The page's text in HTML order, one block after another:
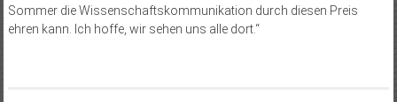
Sommer die Wissenschaftskommunikation durch diesen Preis
ehren kann. Ich hoffe, wir sehen uns alle dort.“